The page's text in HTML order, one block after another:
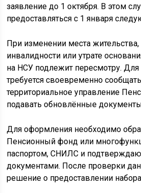
заявление до 1 октября. В этом
предоставляться с 1 января
При изменении места
инвалидности или утрате
на НСУ подлежит пересмотру. Для
требуется своевременно
территориальное управление
подавать обновлённые
Для оформления необходимо
Пенсионный фонд или
паспортом, СНИЛС и
документами. После проверки
решение о предоставлении